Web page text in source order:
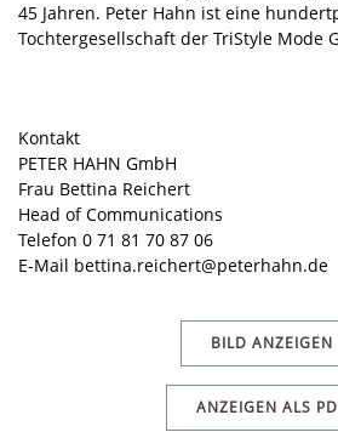
45 Jahren. Peter Hahn ist eine
Tochtergesellschaft der TriStyle Mode
Kontakt
PETER HAHN GmbH
Frau Bettina Reichert
Head of Communications
Telefon 0 71 81 70 87 06
E-Mail bettina.reichert@peterhahn.de
BILD ANZEIGEN
ANZEIGEN ALS